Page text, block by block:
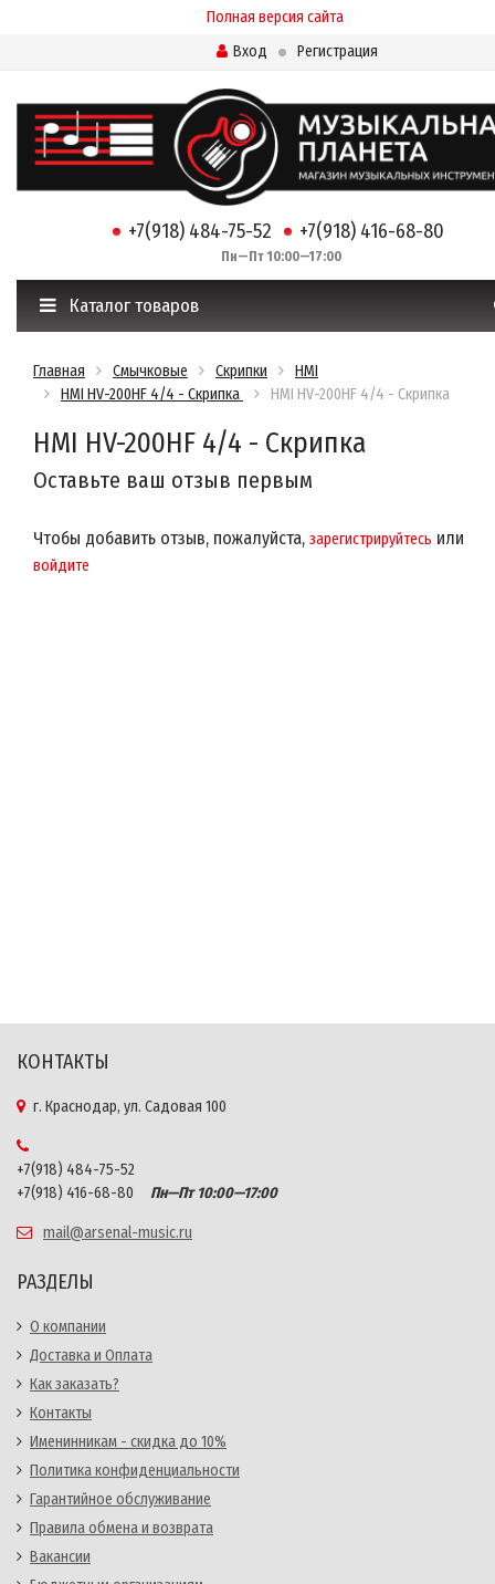
Полная версия сайта
Вход
Регистрация
+7(918) 484-75-52 +7(918) 416-68-80
Пн—Пт 10:00—17:00
Каталог товаров
Главная Смычковые Скрипки
HMI
HMI HV-200HF 4/4 - Скрипка
HMI HV-200HF 4/4 - Скрипка
HMI HV-200HF 4/4 - Скрипка
Оставьте ваш отзыв первым
Чтобы добавить отзыв, пожалуйста, зарегистрируйтесь или
войдите
КОНТАКТЫ
г. Краснодар, ул. Садовая 100
+7(918) 484-75-52
+7(918) 416-68-80
Пн—Пт 10:00—17:00
mail@arsenal-music.ru
РАЗДЕЛЫ
О компании
Доставка и Оплата
Как заказать?
Контакты
Именинникам - скидка до 10%
Политика конфиденциальности
Гарантийное обслуживание
Правила обмена и возврата
Вакансии